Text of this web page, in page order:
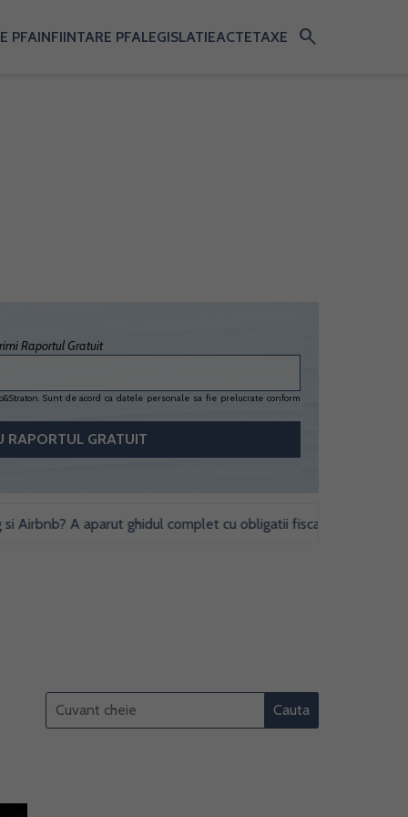
PFAINFIINTARE PFALEGISLATIEACTETAXE search
Raportul Gratuit
Sunt de acord ca datele personale sa fie prelucrate conform
A aparut ghidul complet cu obligatii fiscale si studii de caz